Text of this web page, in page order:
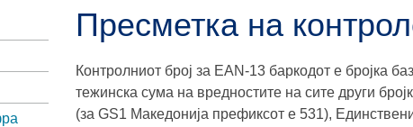
Пресметка на
Контролниот број за EAN-13 баркодот е бројка
тежинска сума на вредностите на сите други
(за GS1 Македонија префиксот е 531),